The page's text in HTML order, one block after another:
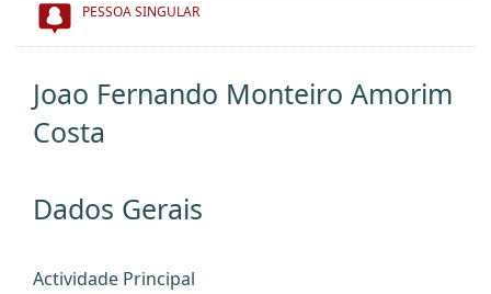
PESSOA SINGULAR
Joao Fernando Monteiro Amorim
Costa
Dados Gerais
Actividade Principal